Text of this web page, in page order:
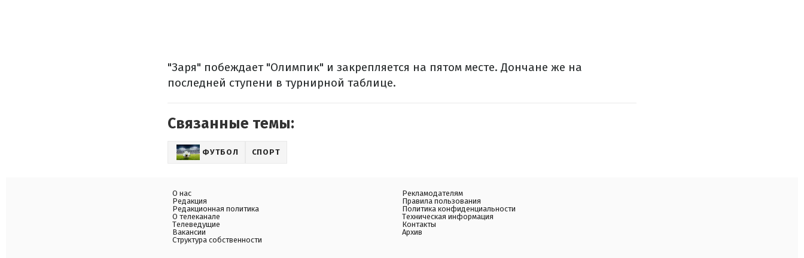
"Заря" побеждает "Олимпик" и закрепляется на пятом месте. Дончане же на
последней ступени в турнирной таблице.
Связанные темы:
ФУТБОЛ СПОРТ
О нас
Редакция
Редакционная политика
О телеканале
Телеведущие
Вакансии
Структура собственности
Рекламодателям
Правила пользования
Политика конфиденциальности
Техническая информация
Контакты
Архив